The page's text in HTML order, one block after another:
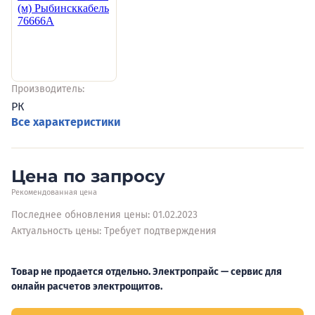
Производитель:
РК
Все характеристики
Цена по запросу
Рекомендованная цена
Последнее обновления цены: 01.02.2023
Актуальность цены: Требует подтверждения
Товар не продается отдельно. Электропрайс — сервис для
онлайн расчетов электрощитов.